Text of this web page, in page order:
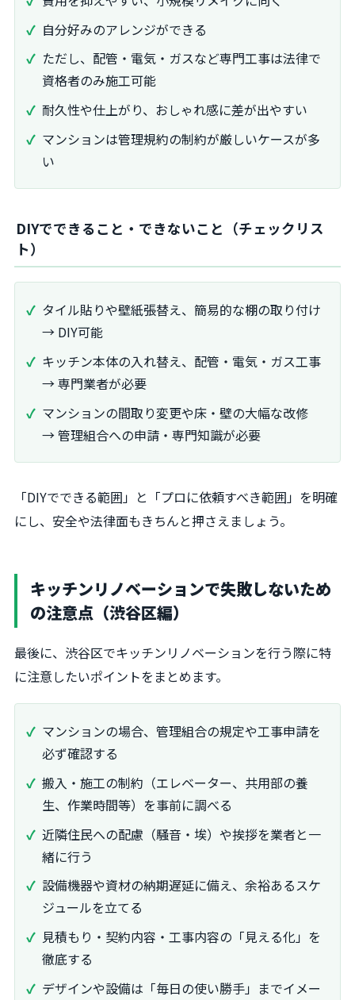
自分好みのアレンジができる
ただし、配管・電気・ガスなど専門工事は法律で
資格者のみ施工可能
耐久性や仕上がり、おしゃれ感に差が出やすい
マンションは管理規約の制約が厳しいケースが多
い
DIYでできること・できないこと（チェックリス
ト）
タイル貼りや壁紙張替え、簡易的な棚の取り付け
→ DIY可能
キッチン本体の入れ替え、配管・電気・ガス工事
→ 専門業者が必要
マンションの間取り変更や床・壁の大幅な改修
→ 管理組合への申請・専門知識が必要
「DIYでできる範囲」と「プロに依頼すべき範囲」を明確
にし、安全や法律面もきちんと押さえましょう。
キッチンリノベーションで失敗しないため
の注意点（渋谷区編）
最後に、渋谷区でキッチンリノベーションを行う際に特
に注意したいポイントをまとめます。
マンションの場合、管理組合の規定や工事申請を
必ず確認する
搬入・施工の制約（エレベーター、共用部の養
生、作業時間等）を事前に調べる
近隣住民への配慮（騒音・埃）や挨拶を業者と一
緒に行う
設備機器や資材の納期遅延に備え、余裕あるスケ
ジュールを立てる
見積もり・契約内容・工事内容の「見える化」を
徹底する
デザインや設備は「毎日の使い勝手」までイメー